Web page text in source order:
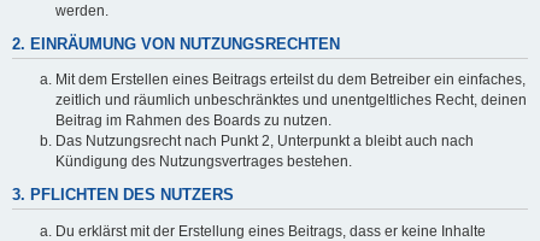
werden.
2. EINRÄUMUNG VON NUTZUNGSRECHTEN
Mit dem Erstellen eines Beitrags erteilst du dem Betreiber ein einfaches,
zeitlich und räumlich unbeschränktes und unentgeltliches Recht, deinen
Beitrag im Rahmen des Boards zu nutzen.
Das Nutzungsrecht nach Punkt 2, Unterpunkt a bleibt auch nach
Kündigung des Nutzungsvertrages bestehen.
3. PFLICHTEN DES NUTZERS
Du erklärst mit der Erstellung eines Beitrags, dass er keine Inhalte